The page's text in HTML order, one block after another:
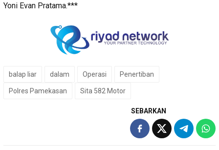
Yoni Evan Pratama.***
balap liar dalam Operasi Penertiban
Polres Pamekasan Sita 582 Motor
SEBARKAN